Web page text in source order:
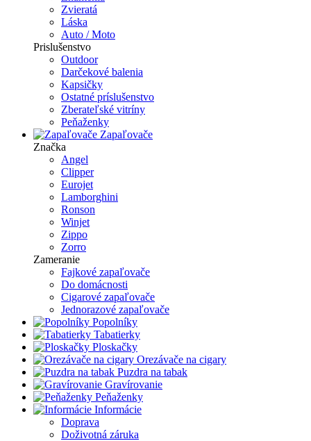
Zvieratá
Láska
Auto / Moto
Prislušenstvo
Outdoor
Darčekové balenia
Kapsičky
Ostatné príslušenstvo
Zberateľské vitríny
Peňaženky
Zapaľovače
Značka
Angel
Clipper
Eurojet
Lamborghini
Ronson
Winjet
Zippo
Zorro
Zameranie
Fajkové zapaľovače
Do domácnosti
Cigarové zapaľovače
Jednorazové zapaľovače
Popolníky
Tabatierky
Ploskačky
Orezávače na cigary
Puzdra na tabak
Gravírovanie
Peňaženky
Informácie
Doprava
Doživotná záruka